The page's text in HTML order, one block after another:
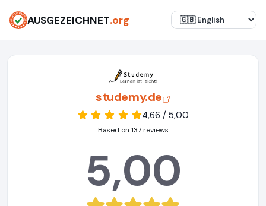
AUSGEZEICHNET.org
studemy.de
4,66 / 5,00
Based on 137 reviews
5,00